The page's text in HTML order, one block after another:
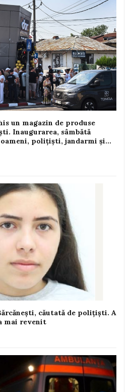
un magazin de produse
Inaugurarea, sâmbătă
polițiști, jandarmi și...
căutată de polițiști. A
mai revenit